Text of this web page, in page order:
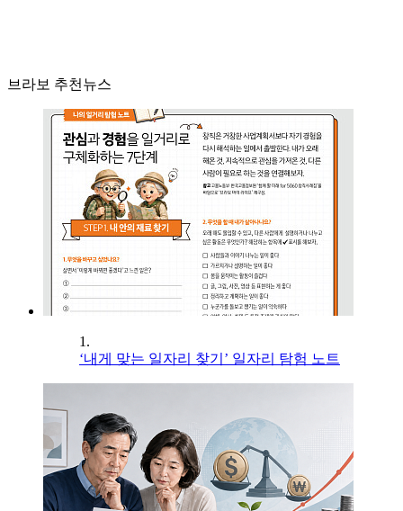
브라보 추천뉴스
1.
‘내게 맞는 일자리 찾기’ 일자리 탐험 노트